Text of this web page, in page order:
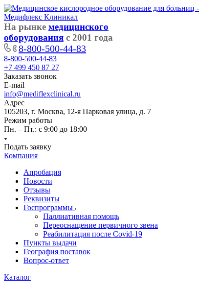
На рынке медицинского
оборудования с 2001 года
8-800-500-44-83
8-800-500-44-83
+7 499 450 87 27
Заказать звонок
E-mail
info@mediflexclinical.ru
Адрес
105203, г. Москва, 12-я Парковая улица, д. 7
Режим работы
Пн. – Пт.: с 9:00 до 18:00
Подать заявку
Компания
Апробация
Новости
Отзывы
Реквизиты
Госпрограммы
Паллиативная помощь
Переоснащение первичного звена
Реабилитация после Covid-19
Пункты выдачи
География поставок
Вопрос-ответ
Каталог